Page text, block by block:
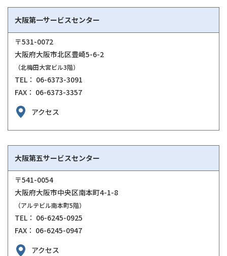
大阪第一サービスセンター
〒531-0072
大阪府大阪市北区豊崎5-6-2
（北梅田大宮ビル3階）
TEL： 06-6373-3091
FAX： 06-6373-3357
アクセス
大阪第五サービスセンター
〒541-0054
大阪府大阪市中央区南本町4-1-8
（アルテビル南本町5階）
TEL： 06-6245-0925
FAX： 06-6245-0947
アクセス